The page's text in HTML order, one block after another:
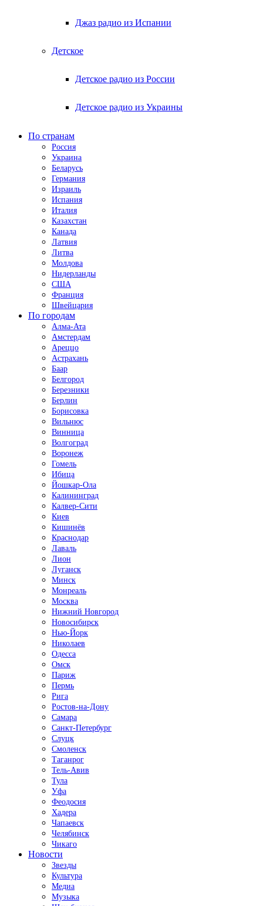
Джаз радио из Испании
Детское
Детское радио из России
Детское радио из Украины
По странам
Россия
Украина
Беларусь
Германия
Израиль
Испания
Италия
Казахстан
Канада
Латвия
Литва
Молдова
Нидерланды
США
Франция
Швейцария
По городам
Алма-Ата
Амстердам
Ареццо
Астрахань
Баар
Белгород
Березники
Берлин
Борисовка
Вильнюс
Винница
Волгоград
Воронеж
Гомель
Ибица
Йошкар-Ола
Калининград
Калвер-Сити
Киев
Кишинёв
Краснодар
Лаваль
Лион
Луганск
Минск
Монреаль
Москва
Нижний Новгород
Новосибирск
Нью-Йорк
Николаев
Одесса
Омск
Париж
Пермь
Рига
Ростов-на-Дону
Самара
Санкт-Петербург
Слуцк
Смоленск
Таганрог
Тель-Авив
Тула
Уфа
Феодосия
Хадера
Чапаевск
Челябинск
Чикаго
Новости
Звезды
Культура
Медиа
Музыка